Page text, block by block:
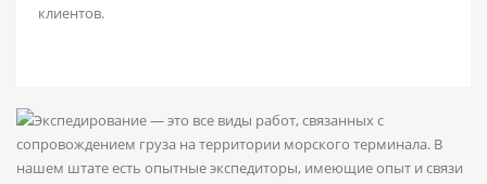
клиентов.